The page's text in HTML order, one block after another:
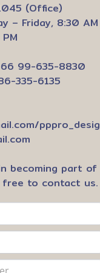
(Office)
– Friday, 8:30 AM
99-635-8830
335-6135
/pppro_desig
becoming part of
to contact us.